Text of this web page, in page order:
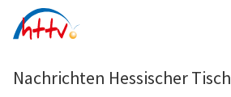
Inhalt
Nachrichten Hessischer